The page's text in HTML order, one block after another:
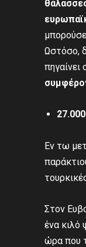
Ωστόσο,
πηγαίνει
Εν τω
Στον
ένα κιλό
ώρα που